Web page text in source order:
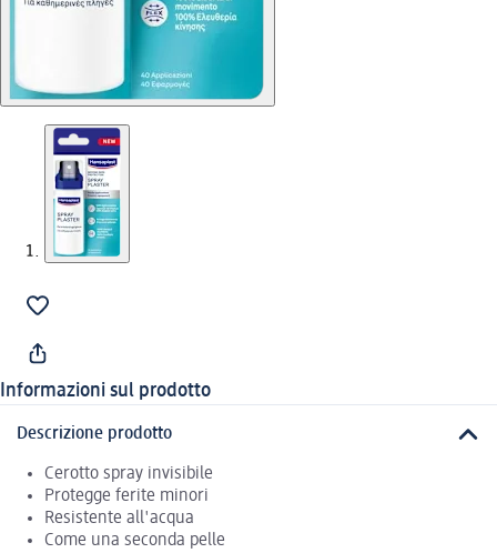
Informazioni sul prodotto
Descrizione prodotto
Cerotto spray invisibile
Protegge ferite minori
Resistente all'acqua
Come una seconda pelle